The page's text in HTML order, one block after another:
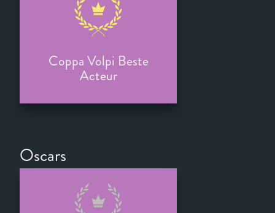
Coppa Volpi Beste
Acteur
Oscars